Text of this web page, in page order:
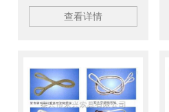
司定制卷板吊钩，吊带，钢
丝绳，美国杜邦丝引纸绳等
查看详情